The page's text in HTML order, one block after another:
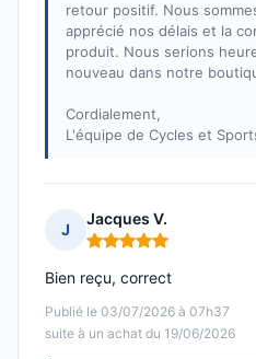
retour positif. Nous
apprécié nos délais et la
produit. Nous serions
nouveau dans notre
Cordialement,
L'équipe de Cycles et
J
Jacques V.
Note : 5 sur 5
Publié le 03/07/2026 à 07h37
suite à un achat du 19/06/2026
Bien reçu, correct